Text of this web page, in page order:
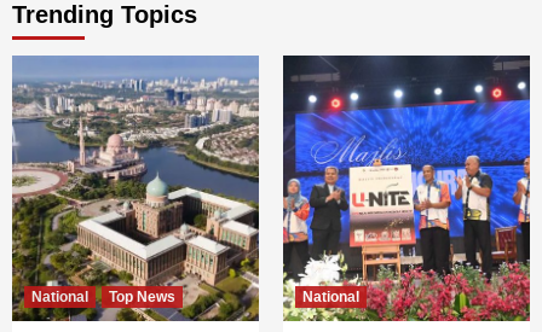
Trending Topics
National Top News National